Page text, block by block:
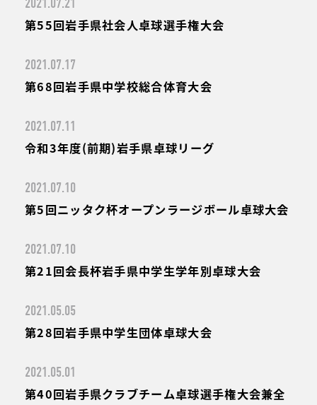
2021.07.21
第55回岩手県社会人卓球選手権大会
2021.07.17
第68回岩手県中学校総合体育大会
2021.07.11
令和3年度(前期)岩手県卓球リーグ
2021.07.10
第5回ニッタク杯オープンラージボール卓球大会
2021.07.10
第21回会長杯岩手県中学生学年別卓球大会
2021.05.05
第28回岩手県中学生団体卓球大会
2021.05.01
第40回岩手県クラブチーム卓球選手権大会兼全